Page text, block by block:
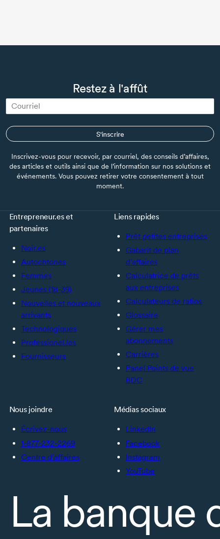
Restez à l'affût
S'inscrire
Inscrivez-vous pour recevoir, par courriel, des conseils d’affaires,
des articles et outils ainsi que de l’information sur nos solutions et
événements. Vous pouvez retirer votre consentement à tout
moment.
Entrepreneur.es et
partenaires
Noir.es
Autochtones
Femmes
Jeunes (18-39)
Nouvelles et nouveaux
arrivants
Technologiques
Professionel.les
Fournisseurs
Liens rapides
Prêt petites entreprises
Gabarit de plan
d’affaires
Calculatrice de prêts
aux entreprises
Calculateurs de ratios
Glossaire
Gérer mes
abonnements
Carrières
Panel Points de vue
BDC
Nous joindre
Écrivez-nous
1-877-232-2269
Centre d’affaires
Médias sociaux
LinkedIn
Facebook
Instagram
YouTube
La banque